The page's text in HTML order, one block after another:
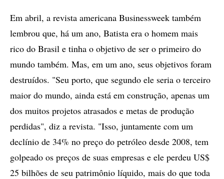
Em abril, a revista americana Businessweek também
lembrou que, há um ano, Batista era o homem mais
rico do Brasil e tinha o objetivo de ser o primeiro do
mundo também. Mas, em um ano, seus objetivos foram
destruídos. "Seu porto, que segundo ele seria o terceiro
maior do mundo, ainda está em construção, apenas um
dos muitos projetos atrasados e metas de produção
perdidas", diz a revista. "Isso, juntamente com um
declínio de 34% no preço do petróleo desde 2008, tem
golpeado os preços de suas empresas e ele perdeu US$
25 bilhões de seu patrimônio líquido, mais do que toda